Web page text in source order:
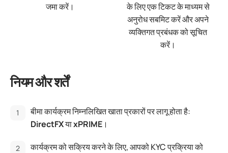
जमा करें।
के लिए एक टिकट के माध्यम से
अनुरोध सबमिट करें और अपने
व्यक्तिगत प्रबंधक को सूचित
करें।
नियम और शर्तें
बीमा कार्यक्रम निम्नलिखित खाता प्रकारों पर लागू होता है:
DirectFXयाxPRIME ।
कार्यक्रम को सक्रिय करने के लिए, आपको KYC प्रक्रिया को